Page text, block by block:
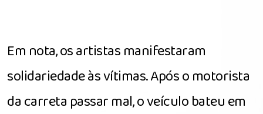
Em nota, os artistas manifestaram
solidariedade às vítimas. Após o motorista
da carreta passar mal, o veículo bateu em